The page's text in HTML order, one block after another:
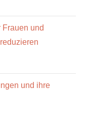
Frauen und
und ihre